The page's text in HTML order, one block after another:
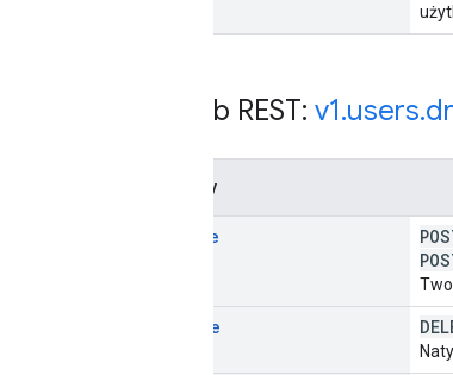
Zasób REST: v1.users.
Metody
create
delete